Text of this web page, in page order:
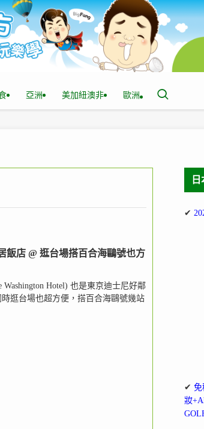
亞洲 美加紐澳非 歐洲
飯店 @ 逛台場搭百合海鷗號也方
Hotel) 也是東京迪士尼好鄰
逛台場也超方便，搭百合海鷗號幾站
✔
✔ 免
妝